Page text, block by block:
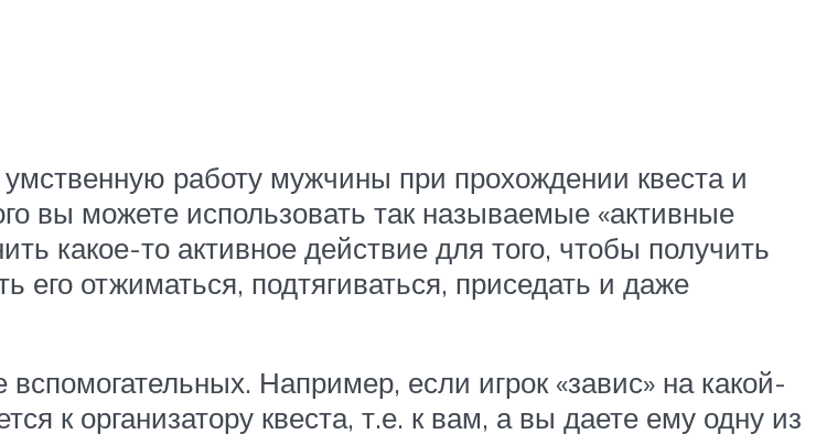
работу мужчины при прохождении квеста и
вы можете использовать так называемые «активные
какое-то активное действие для того, чтобы получить
отжиматься, подтягиваться, приседать и даже
Например, если игрок «завис» на какой-
к организатору квеста, т.е. к вам, а вы даете ему одну из